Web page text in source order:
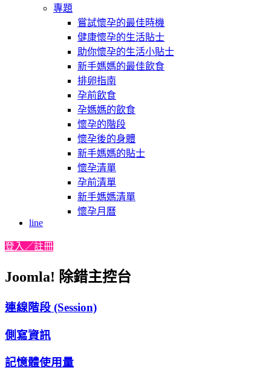
專題
嘗試懷孕的最佳時機
健康懷孕的生活貼士
助你懷孕的生活小貼士
新手媽媽的最佳飲食
排卵指南
孕前飲食
孕媽媽的飲食
懷孕的階段
懷孕後的身體
新手媽媽的貼士
懷孕清單
孕前清單
新手媽媽清單
懷孕月曆
line
登入／註冊
Joomla! 除錯主控台
連線階段 (Session)
側寫資訊
記憶體使用量